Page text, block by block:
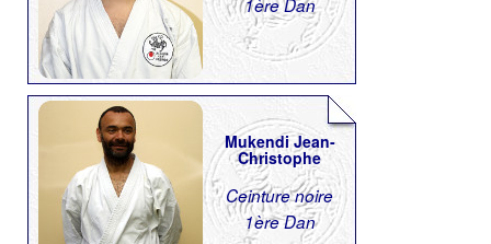
Mukendi Jean-
Christophe
Ceinture noire
1ère Dan